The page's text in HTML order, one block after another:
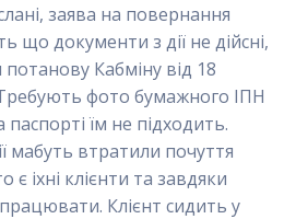
заява на повернання
що документи з дії не дійсні,
Кабміну від 18
фото бумажного ІПН
їм не підходить.
мабуть втратили почуття
є іхні клієнти та завдяки
Клієнт сидить у